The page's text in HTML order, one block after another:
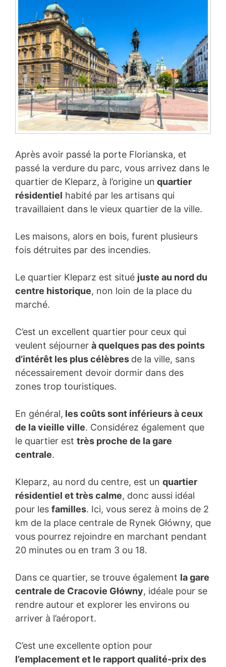
Après avoir passé la porte Florianska, et
passé la verdure du parc, vous arrivez dans le
quartier de Kleparz, à l’origine un quartier
résidentiel habité par les artisans qui
travaillaient dans le vieux quartier de la ville.
Les maisons, alors en bois, furent plusieurs
fois détruites par des incendies.
Le quartier Kleparz est situé juste au nord du
centre historique, non loin de la place du
marché.
C’est un excellent quartier pour ceux qui
veulent séjourner à quelques pas des points
d’intérêt les plus célèbres de la ville, sans
nécessairement devoir dormir dans des
zones trop touristiques.
En général, les coûts sont inférieurs à ceux
de la vieille ville. Considérez également que
le quartier est très proche de la gare
centrale.
Kleparz, au nord du centre, est un quartier
résidentiel et très calme, donc aussi idéal
pour les familles. Ici, vous serez à moins de 2
km de la place centrale de Rynek Główny, que
vous pourrez rejoindre en marchant pendant
20 minutes ou en tram 3 ou 18.
Dans ce quartier, se trouve également la gare
centrale de Cracovie Główny, idéale pour se
rendre autour et explorer les environs ou
arriver à l’aéroport.
C’est une excellente option pour
l’emplacement et le rapport qualité-prix des